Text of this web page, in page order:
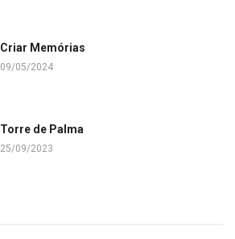
Criar Memórias
09/05/2024
Torre de Palma
25/09/2023